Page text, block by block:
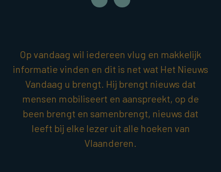
Op vandaag wil iedereen vlug en makkelijk
informatie vinden en dit is net wat Het Nieuws
Vandaag u brengt. Hij brengt nieuws dat
mensen mobiliseert en aanspreekt, op de
been brengt en samenbrengt, nieuws dat
leeft bij elke lezer uit alle hoeken van
Vlaanderen.